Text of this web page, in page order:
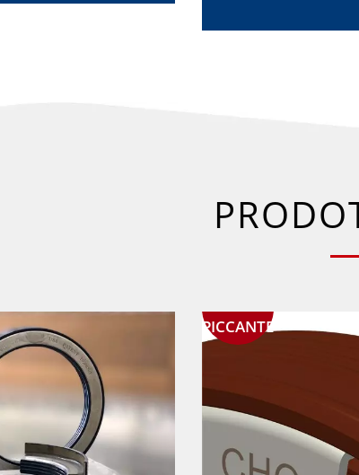
PICCANTE